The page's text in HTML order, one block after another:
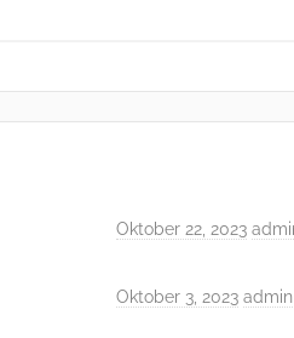
Oktober 22, 2023
Oktober 3, 2023 admin